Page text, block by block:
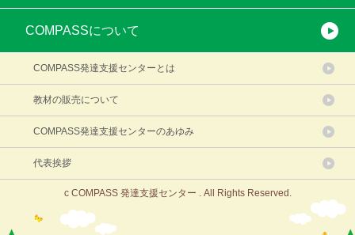
COMPASSについて
COMPASS発達支援センターとは
教材の販売について
COMPASS発達支援センターのあゆみ
代表挨拶
c COMPASS 発達支援センター . All Rights Reserved.